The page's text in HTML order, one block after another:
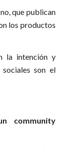
que publican
los productos
la intención y
son el
community